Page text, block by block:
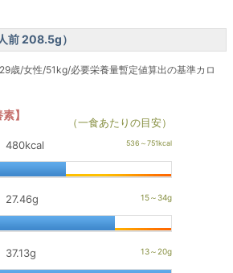
前 208.5g）
歳/女性/51kg/必要栄養量暫定値算出の基準カロ
】
（一食あたりの目安）
480kcal
27.46g
37.13g